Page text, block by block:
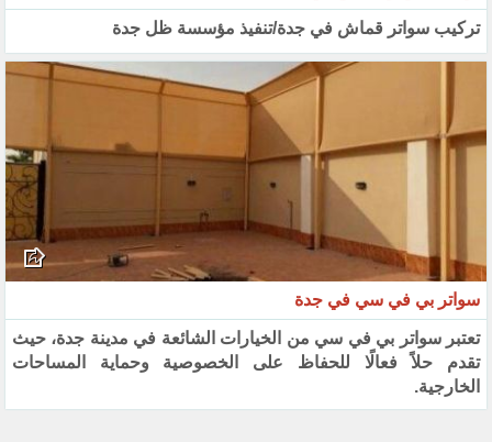
تركيب سواتر قماش في جدة/تنفيذ مؤسسة ظل جدة
سواتر بي في سي في جدة
تعتبر سواتر بي في سي من الخيارات الشائعة في مدينة جدة، حيث
تقدم حلاً فعالًا للحفاظ على الخصوصية وحماية المساحات
الخارجية.